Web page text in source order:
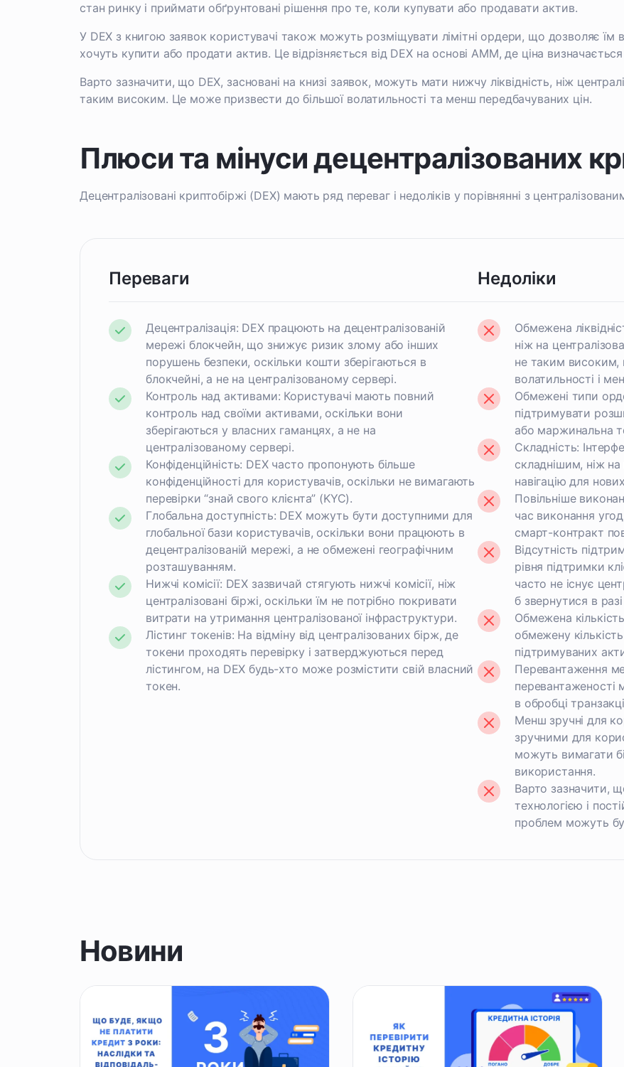
стан ринку і приймати обґрунтовані рішення про те, коли купувати або продавати актив.
У DEX з книгою заявок користувачі також можуть розміщувати лімітні ордери, що дозволяє їм
хочуть купити або продати актив. Це відрізняється від DEX на основі AMM, де ціна визначається
Варто зазначити, що DEX, засновані на книзі заявок, можуть мати нижчу ліквідність, ніж
таким високим. Це може призвести до більшої волатильності та менш передбачуваних цін.
Плюси та мінуси децентралізованих
Децентралізовані криптобіржі (DEX) мають ряд переваг і недоліків у порівнянні з
Переваги
Децентралізація: DEX працюють на децентралізованій
мережі блокчейн, що знижує ризик злому або інших
порушень безпеки, оскільки кошти зберігаються в
блокчейні, а не на централізованому сервері.
Контроль над активами: Користувачі мають повний
контроль над своїми активами, оскільки вони
зберігаються у власних гаманцях, а не на
централізованому сервері.
Конфіденційність: DEX часто пропонують більше
конфіденційності для користувачів, оскільки не вимагають
перевірки “знай свого клієнта” (KYC).
Глобальна доступність: DEX можуть бути доступними для
глобальної бази користувачів, оскільки вони працюють в
децентралізованій мережі, а не обмежені географічним
розташуванням.
Нижчі комісії: DEX зазвичай стягують нижчі комісії, ніж
централізовані біржі, оскільки їм не потрібно покривати
витрати на утримання централізованої інфраструктури.
Лістинг токенів: На відміну від централізованих бірж, де
токени проходять перевірку і затверджуються перед
лістингом, на DEX будь-хто може розмістити свій власний
токен.
Недоліки
Обмежена
ніж на
не таким високим,
волатильності і
Обмежені типи
підтримувати
або маржинальна
Складність:
складнішим, ніж
навігацію для
Повільніше
час виконання
смарт-контракт
Відсутність
рівня підтримки
часто не існує
б звернутися в
Обмежена
обмежену
підтримуваних
Перевантаження
в обробці
Менш зручні для
зручними для
можуть вимагати
використання.
Варто зазначити,
технологією і
проблем можуть
Новини